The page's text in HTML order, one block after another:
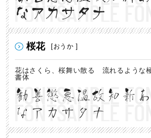
なアカサタナ
桜花 [おうか ]
花はさくら、桜舞い散る 流れるような
書体
勧善懲悪温故知新
なアカサタナ